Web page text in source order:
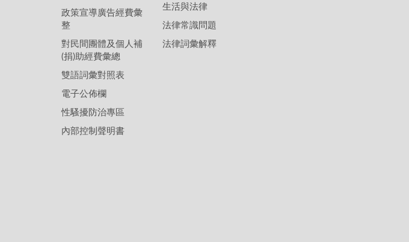
政策宣導廣告經費彙
整
對民間團體及個人補
(捐)助經費彙總
雙語詞彙對照表
電子公佈欄
性騷擾防治專區
內部控制聲明書
生活與法律
法律常識問題
法律詞彙解釋